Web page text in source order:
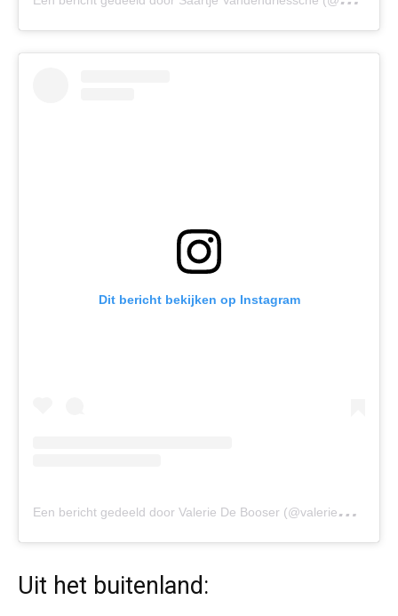
Dit bericht bekijken op Instagram
E
en bericht gedeeld door Valerie De Booser (@valeriedebooser)
Uit het buitenland: